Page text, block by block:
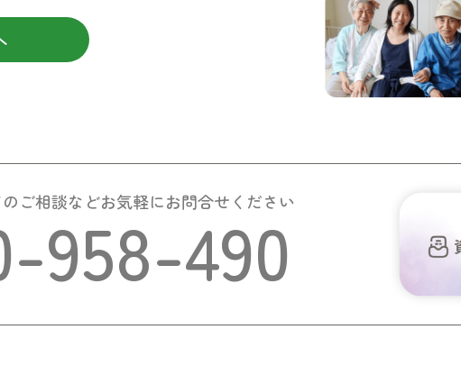
ご相談などお気軽にお問合せください
958-490